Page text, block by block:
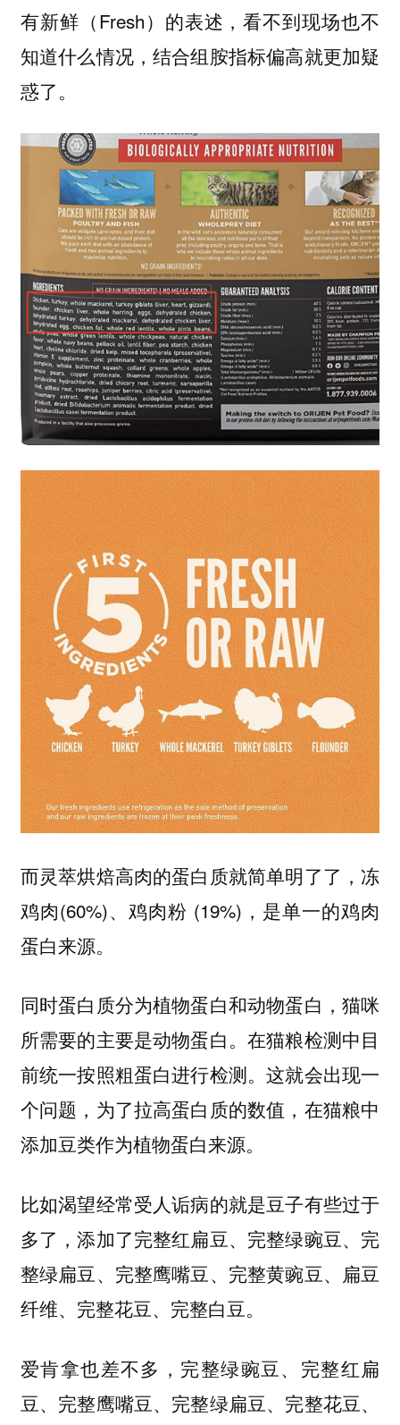
有新鲜（Fresh）的表述，看不到现场也不
知道什么情况，结合组胺指标偏高就更加疑
惑了。
而灵萃烘焙高肉的蛋白质就简单明了了，冻
鸡肉(60%)、鸡肉粉 (19%)，是单一的鸡肉
蛋白来源。
同时蛋白质分为植物蛋白和动物蛋白，猫咪
所需要的主要是动物蛋白。在猫粮检测中目
前统一按照粗蛋白进行检测。这就会出现一
个问题，为了拉高蛋白质的数值，在猫粮中
添加豆类作为植物蛋白来源。
比如渴望经常受人诟病的就是豆子有些过于
多了，添加了完整红扁豆、完整绿豌豆、完
整绿扁豆、完整鹰嘴豆、完整黄豌豆、扁豆
纤维、完整花豆、完整白豆。
爱肯拿也差不多，完整绿豌豆、完整红扁
豆、完整鹰嘴豆、完整绿扁豆、完整花豆、